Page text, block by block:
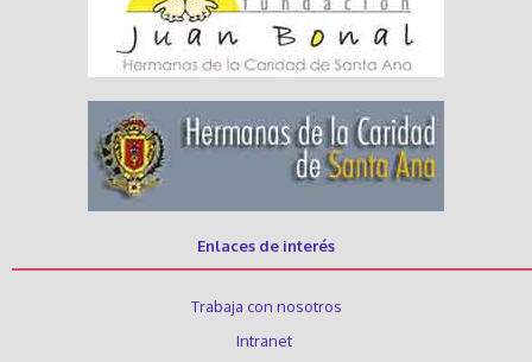
Enlaces de interés
Trabaja con nosotros
Intranet